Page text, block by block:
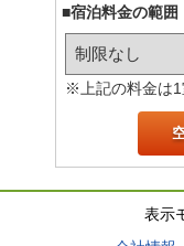
■宿泊料金の範囲
※上記の料金は
表示